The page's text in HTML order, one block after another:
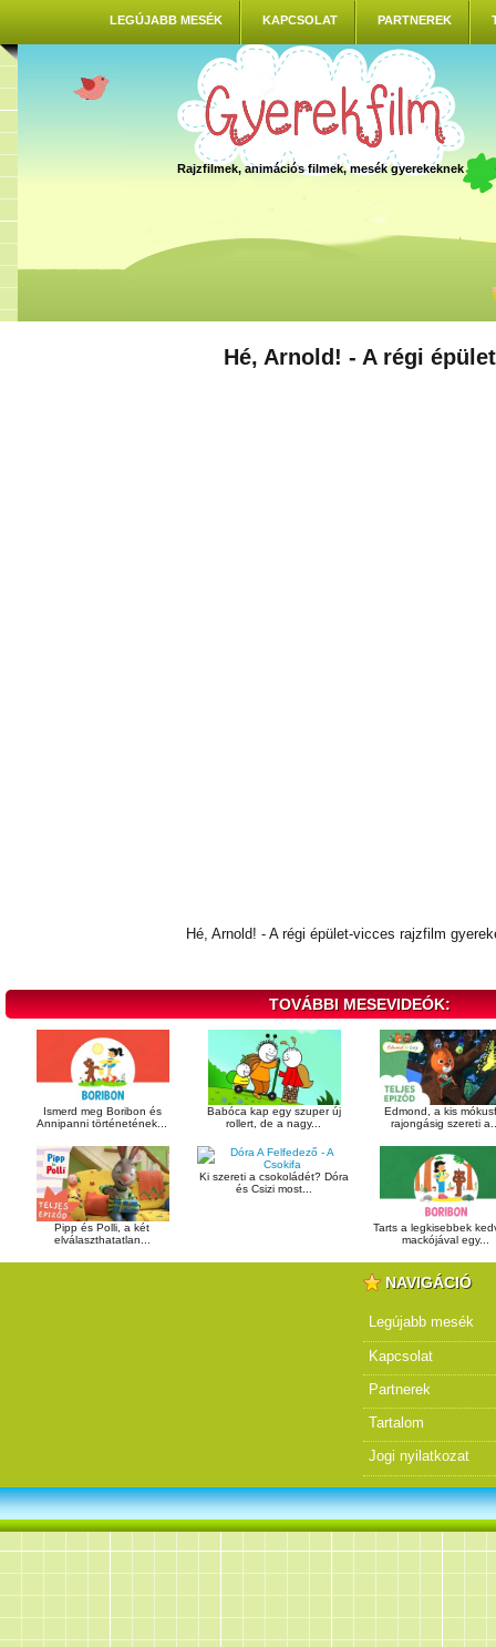
LEGÚJABB MESÉK KAPCSOLAT PARTNEREK
Rajzfilmek, animációs filmek, mesék gyerekeknek
Hé, Arnold! - A régi épület
Hé, Arnold! - A régi épület-vicces rajzfilm
TOVÁBBI MESEVIDEÓK:
Ismerd meg Boribon és
Annipanni történetének...
Babóca kap egy szuper új
rollert, de a nagy...
Edmond, a kis
rajongásig szereti
Pipp és Polli, a két
elválaszthatatlan...
Ki szereti a csokoládét? Dóra
és Csizi most...
Tarts a legkisebbek
mackójával egy...
NAVIGÁCIÓ
Legújabb mesék
Kapcsolat
Partnerek
Tartalom
Jogi nyilatkozat